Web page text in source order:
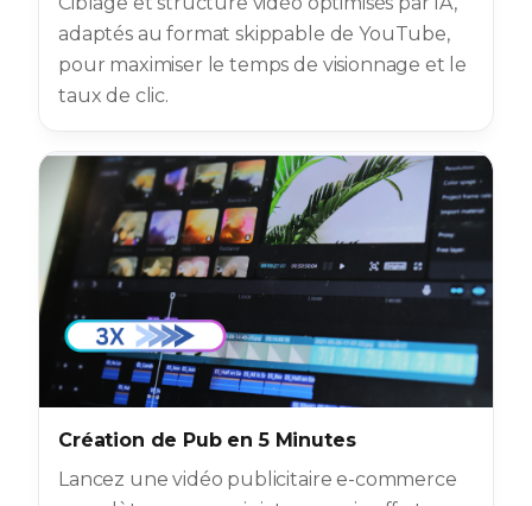
adaptés au format skippable de YouTube,
pour maximiser le temps de visionnage et le
taux de clic.
Création de Pub en 5 Minutes
Lancez une vidéo publicitaire e-commerce